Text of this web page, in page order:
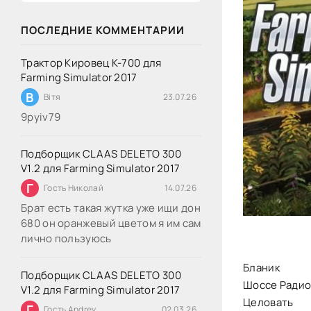
ПОСЛЕДНИЕ КОММЕНТАРИИ
Трактор Кировец К-700 для
Farming Simulator 2017
В Вітя 23.07.26
9руіv79
Подборщик CLAAS DELETO 300
V1.2 для Farming Simulator 2017
Г Гость Николай 14.07.26
Брат есть такая жутка уже ищи дон
680 он оранжевый цветом я им сам
лично пользуюсь
Подборщик CLAAS DELETO 300
V1.2 для Farming Simulator 2017
Бланик
Шоссе Радио
Целовать